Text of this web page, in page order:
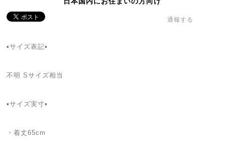
通報する
▪️サイズ表記▪️
不明 Sサイズ相当
▪️サイズ実寸▪️
・着丈65cm